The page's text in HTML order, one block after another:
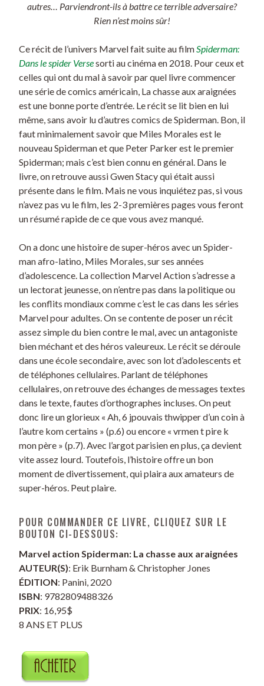
autres… Parviendront-ils à battre ce terrible adversaire?
Rien n’est moins sûr!
Ce récit de l’univers Marvel fait suite au filmSpiderman:
Dans le spider Versesorti au cinéma en 2018. Pour ceux et
celles qui ont du mal à savoir par quel livre commencer
une série de comics américain, La chasse aux araignées
est une bonne porte d’entrée. Le récit se lit bien en lui
même, sans avoir lu d’autres comics de Spiderman. Bon, il
faut minimalement savoir que Miles Morales est le
nouveau Spiderman et que Peter Parker est le premier
Spiderman; mais c’est bien connu en général. Dans le
livre, on retrouve aussi Gwen Stacy qui était aussi
présente dans le film. Mais ne vous inquiétez pas, si vous
n’avez pas vu le film, les 2-3 premières pages vous feront
un résumé rapide de ce que vous avez manqué.
On a donc une histoire de super-héros avec un Spider-
man afro-latino, Miles Morales, sur ses années
d’adolescence. La collection Marvel Action s’adresse a
un lectorat jeunesse, on n’entre pas dans la politique ou
les conflits mondiaux comme c’est le cas dans les séries
Marvel pour adultes. On se contente de poser un récit
assez simple du bien contre le mal, avec un antagoniste
bien méchant et des héros valeureux. Le récit se déroule
dans une école secondaire, avec son lot d’adolescents et
de téléphones cellulaires. Parlant de téléphones
cellulaires, on retrouve des échanges de messages textes
dans le texte, fautes d’orthographes incluses. On peut
donc lire un glorieux « Ah, 6 jpouvais thwipper d’un coin à
l’autre kom certains » (p.6) ou encore « vrmen t pire k
mon père » (p.7). Avec l’argot parisien en plus, ça devient
vite assez lourd. Toutefois, l’histoire offre un bon
moment de divertissement, qui plaira aux amateurs de
super-héros. Peut plaire.
POUR COMMANDER CE LIVRE, CLIQUEZ SUR LE
BOUTON CI-DESSOUS:
Marvel action Spiderman: La chasse aux araignées
AUTEUR(S): Erik Burnham & Christopher Jones
ÉDITION: Panini, 2020
ISBN: 9782809488326
PRIX: 16,95$
8 ANS ET PLUS